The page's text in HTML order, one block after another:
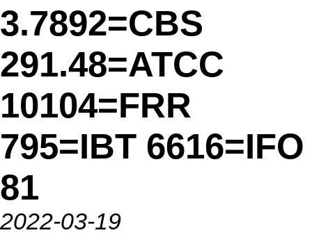
3.7892=CBS
291.48=ATCC
10104=FRR
795=IBT 6616=IFO
81
2022-03-19